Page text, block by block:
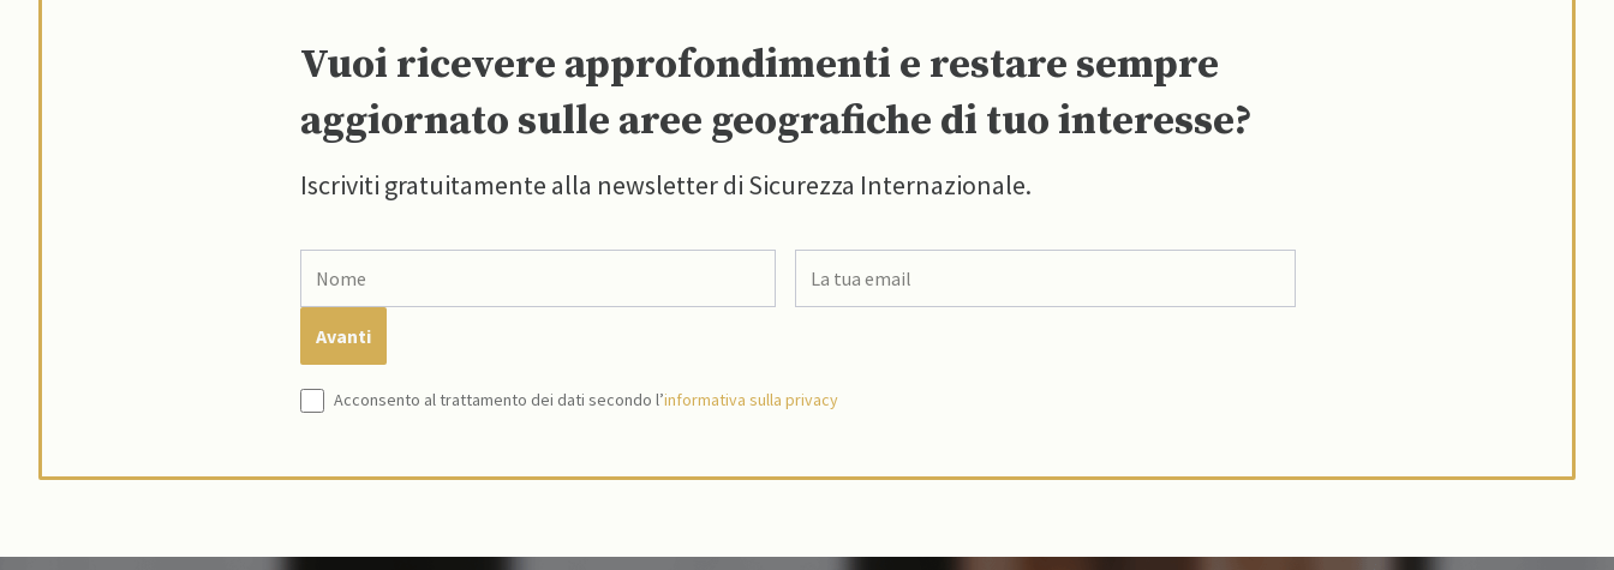
Vuoi ricevere approfondimenti e restare sempre
aggiornato sulle aree geografiche di tuo interesse?
Iscriviti gratuitamente alla newsletter di Sicurezza Internazionale.
Acconsento al trattamento dei dati secondo l’informativa sulla privacy